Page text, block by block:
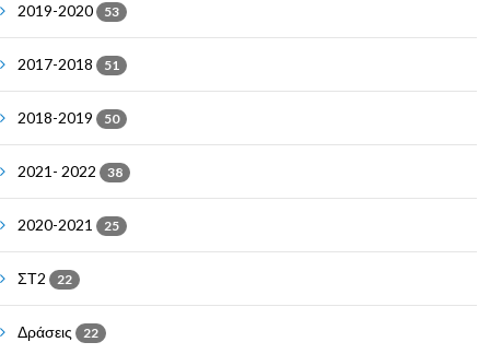
2019-2020 53
2017-2018 51
2018-2019 50
2021- 2022 38
2020-2021 25
ΣΤ2 22
Δράσεις 22